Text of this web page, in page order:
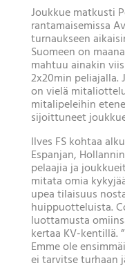
Joukkue matkusti
rantamaisemissa
turnaukseen
Suomeen on
mahtuu ainakin
2x20min peliajalla.
on vielä
mitalipeleihin
sijoittuneet
Ilves FS kohtaa
Espanjan,
pelaajia ja
mitata omia
upea tilaisuus
huippuotteluista.
luottamusta
kertaa KV-kentillä.
Emme ole
ei tarvitse turhaan